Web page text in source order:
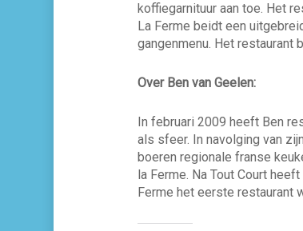
koffiegarnituur aan toe. Het
La Ferme beidt een
gangenmenu. Het restaurant
Over Ben van Geelen:
In februari 2009 heeft Ben
als sfeer. In navolging van
boeren regionale franse
la Ferme. Na Tout Court
Ferme het eerste restaurant